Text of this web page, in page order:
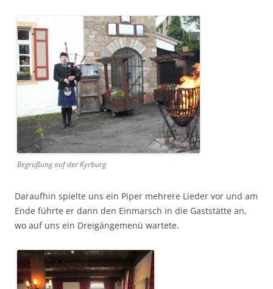
Begrüßung auf der Kyrburg
Daraufhin spielte uns ein Piper mehrere Lieder vor und am
Ende führte er dann den Ein­marsch in die Gast­stätte an,
wo auf uns ein Dreigänge­menü wartete.